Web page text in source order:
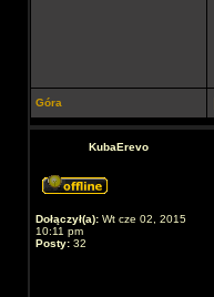
Góra
KubaErevo
Dołączył(a): Wt cze 02, 2015
10:11 pm
Posty: 32